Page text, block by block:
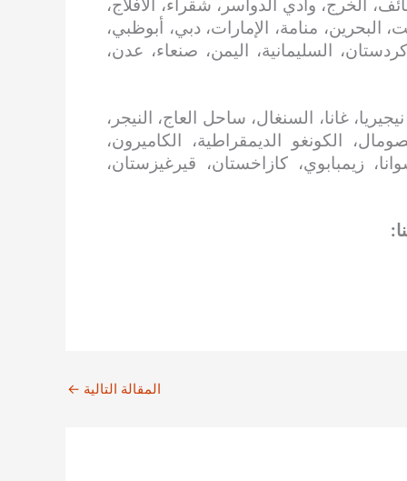
الخرج، وادي الدواسر، شقراء، الأفلاج،
البحرين، منامة، الإمارات، دبي، أبوظبي،
السليمانية، اليمن، صنعاء، عدن،
غانا، السنغال، ساحل العاج، النيجر،
الكونغو الديمقراطية، الكاميرون،
زيمبابوي، كازاخستان، قيرغيزستان،
المقالة التالية ←